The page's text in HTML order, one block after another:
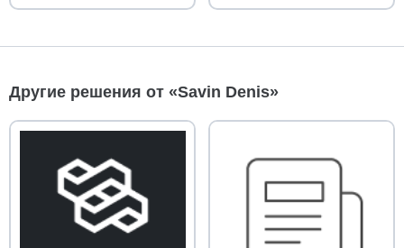
Другие решения от «Savin Denis»